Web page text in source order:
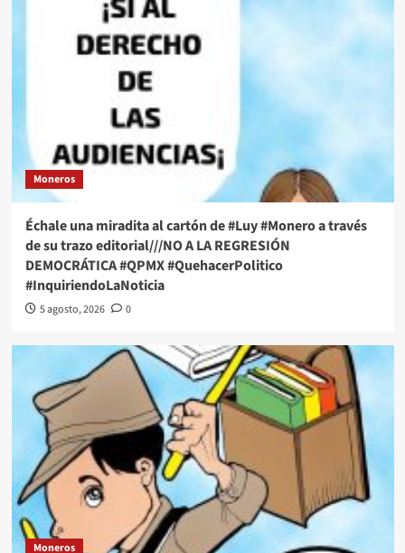
Moneros
Échale una miradita al cartón de #Luy #Monero a través
de su trazo editorial///NO A LA REGRESIÓN
DEMOCRÁTICA #QPMX #QuehacerPolitico
#InquiriendoLaNoticia
5 agosto, 2026 0
Moneros